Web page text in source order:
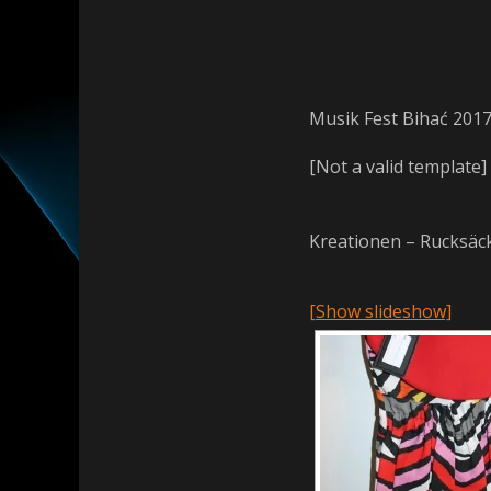
Musik Fest Bihać 2017
[Not a valid template]
Kreationen –
[Show slideshow]